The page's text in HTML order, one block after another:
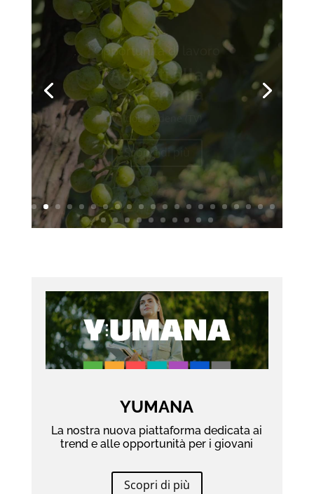
Opportunità di lavoro
Addetti alla
vendemmia
Valdobbiadene (TV)
Scopri di più
YUMANA
La nostra nuova piattaforma dedicata ai
trend e alle opportunità per i giovani
Scopri di più